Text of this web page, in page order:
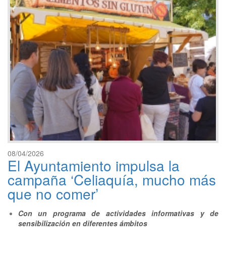
08/04/2026
El Ayuntamiento impulsa la
campaña ‘Celiaquía, mucho más
que no comer’
Con un programa de actividades informativas y de
sensibilización en diferentes ámbitos